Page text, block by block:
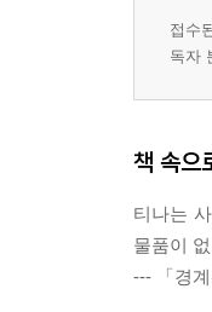
접수
독자
책 속으
티나는
물품이
--- 「경